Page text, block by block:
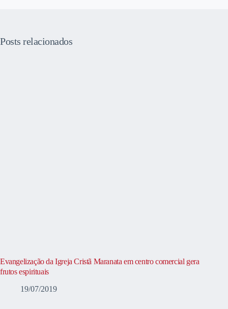
Posts relacionados
Evangelização da Igreja Cristã Maranata em centro comercial gera
frutos espirituais
19/07/2019